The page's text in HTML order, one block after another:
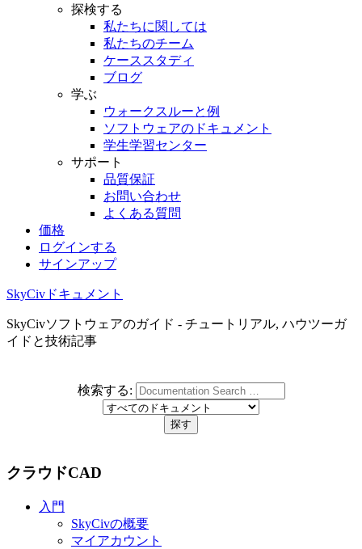
探検する
私たちに関しては
私たちのチーム
ケーススタディ
ブログ
学ぶ
ウォークスルーと例
ソフトウェアのドキュメント
学生学習センター
サポート
品質保証
お問い合わせ
よくある質問
価格
ログインする
サインアップ
SkyCivドキュメント
SkyCivソフトウェアのガイド - チュートリアル, ハウツーガ
イドと技術記事
検索する:
クラウドCAD
入門
SkyCivの概要
マイアカウント